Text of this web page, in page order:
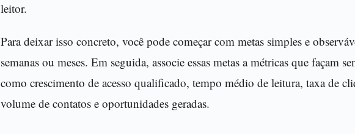
leitor.
Para deixar isso concreto, você pode começar com metas simples e
semanas ou meses. Em seguida, associe essas metas a métricas que façam
como crescimento de acesso qualificado, tempo médio de leitura, taxa de
volume de contatos e oportunidades geradas.